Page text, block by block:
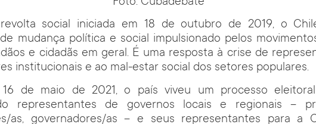
social iniciada em 18 de outubro de 2019, o
mudança política e social impulsionado pelos
e cidadãs em geral. É uma resposta à crise de
institucionais e ao mal-estar social dos setores populares.
de maio de 2021, o país viveu um processo
representantes de governos locais e regionais –
as, governadores/as – e seus representantes para a